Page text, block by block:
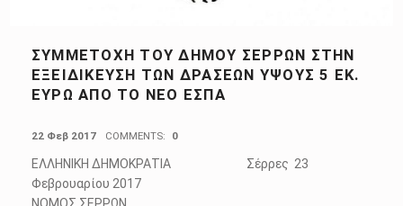
ΣΥΜΜΕΤΟΧΉ ΤΟΥ ΔΉΜΟΥ ΣΕΡΡΏΝ ΣΤΗΝ
ΕΞΕΙΔΊΚΕΥΣΗ ΤΩΝ ΔΡΆΣΕΩΝ ΎΨΟΥΣ 5 ΕΚ.
ΕΥΡΏ ΑΠΌ ΤΟ ΝΈΟ ΕΣΠΑ
22 Φεβ 2017 COMMENTS: 0
ΕΛΛΗΝΙΚΗ ΔΗΜΟΚΡΑΤΙΑ Σέρρες 23
Φεβρουαρίου 2017
ΝΟΜΟΣ ΣΕΡΡΩΝ